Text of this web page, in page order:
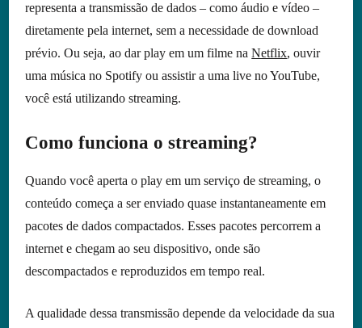
representa a transmissão de dados – como áudio e vídeo –
diretamente pela internet, sem a necessidade de download
prévio. Ou seja, ao dar play em um filme naNetflix, ouvir
uma música no Spotify ou assistir a uma live no YouTube,
você está utilizando streaming.
Como funciona o streaming?
Quando você aperta o play em um serviço de streaming, o
conteúdo começa a ser enviado quase instantaneamente em
pacotes de dados compactados. Esses pacotes percorrem a
internet e chegam ao seu dispositivo, onde são
descompactados e reproduzidos em tempo real.
A qualidade dessa transmissão depende da velocidade da sua